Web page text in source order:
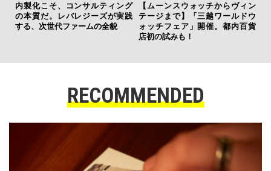
内製化こそ、コンサルティング
の本質だ。レバレジーズが実践
する、次世代ファームの全貌
【ムーンスウォッチからヴィン
テージまで】「三越ワールドウ
ォッチフェア」開催。都内百貨
店初の試みも！
RECOMMENDED